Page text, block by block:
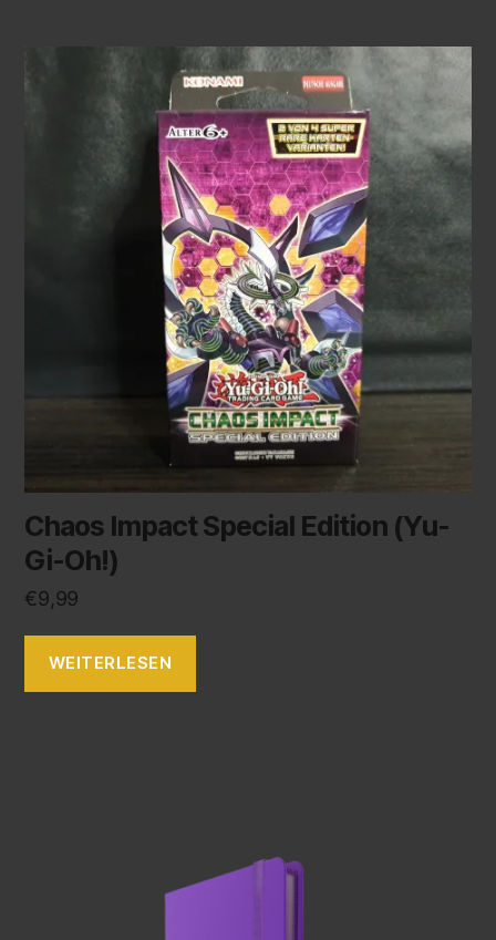
Chaos Impact Special Edition (Yu-
Gi-Oh!)
€9,99
WEITERLESEN